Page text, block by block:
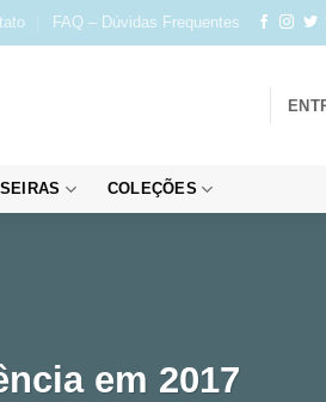
FAQ – Dúvidas Frequentes
COLEÇÕES
em 2017